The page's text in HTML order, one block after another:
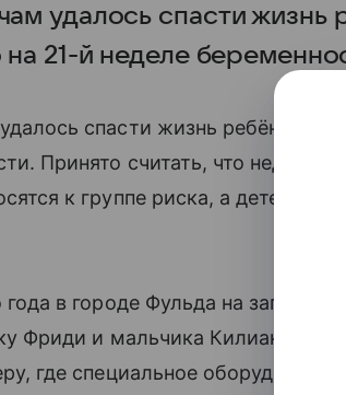
удалось спасти жизнь
21-й неделе
спасти жизнь ребёнку,
Принято считать, что
к группе риска, а детей,
в городе Фульда на западе
Фриди и мальчика Килиана.
где специальное оборудование